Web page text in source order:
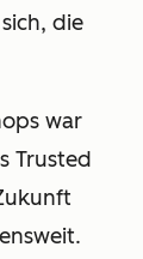
die
war
Trusted